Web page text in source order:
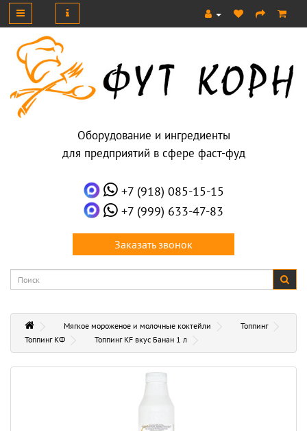
Оборудование и ингредиенты
для предприятий в сфере фаст-фуд
+7 (918) 085-15-15
+7 (999) 633-47-83
Заказать звонок
Мягкое мороженое и молочные коктейли
Топпинг
Топпинг КФ
Топпинг KF вкус Банан 1 л